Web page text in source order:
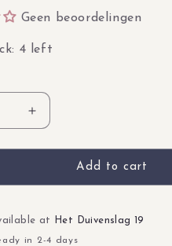
Geen beoordelingen
4 left
Increase
quantity
for
Annotation
Tabs
Lavender
Dreams
Add to cart
at Het Duivenslag 19
in 2-4 days